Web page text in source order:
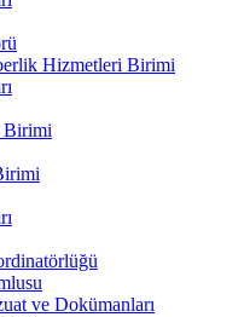
Hizmetleri Birimi
Birimi
ve Dokümanları